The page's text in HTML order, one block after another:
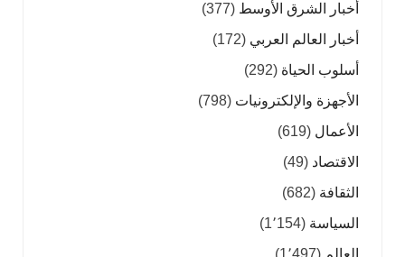
أخبار الشرق الأوسط (377)
أخبار العالم العربي (172)
أسلوب الحياة (292)
الأجهزة والإلكترونيات (798)
الأعمال (619)
الاقتصاد (49)
الثقافة (682)
السياسة (1٬154)